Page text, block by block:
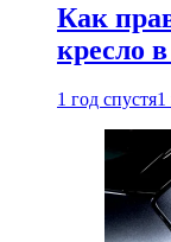
Как
кресло
1 год спустя1